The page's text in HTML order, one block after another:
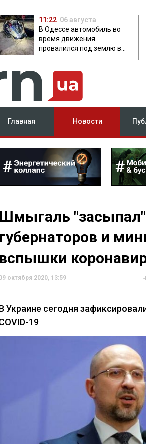
11:22 06 августа
В Одессе автомобиль во
время движения
провалился под землю в
Главная Новости
Шмыгаль
губернаторов и
вспышки
октября 2020, 13:59
Украине сегодня
19